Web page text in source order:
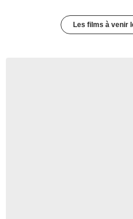
Les films à venir